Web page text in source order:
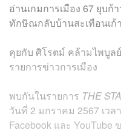
อ่านเกมการเมือง 67 ยุบก้
ทักษิณกลับบ้านสะเทือนเก้
คุยกับ ศิโรตม์ คล้ามไพบูล
รายการข่าวการเมือง
พบกันในรายการ THE
วันที่ 2 มกราคม 2567 เวล
Facebook และ YouTube